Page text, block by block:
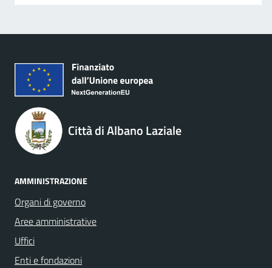
Città di Albano Laziale
AMMINISTRAZIONE
Organi di governo
Aree amministrative
Uffici
Enti e fondazioni